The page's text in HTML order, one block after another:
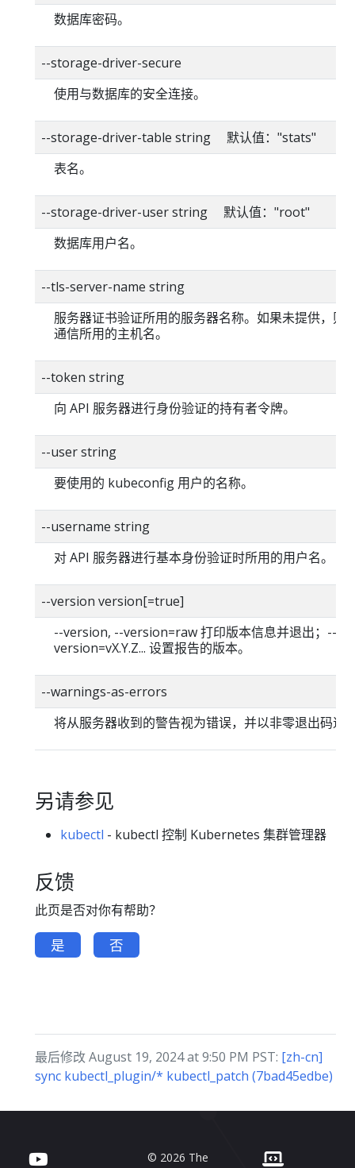
数据库密码。
--storage-driver-secure
使用与数据库的安全连接。
--storage-driver-table string 默认值："stats"
表名。
--storage-driver-user string 默认值："root"
数据库用户名。
--tls-server-name string
服务器证书验证所用的服务器名称。如果未提供，则
通信所用的主机名。
--token string
向 API 服务器进行身份验证的持有者令牌。
--user string
要使用的 kubeconfig 用户的名称。
--username string
对 API 服务器进行基本身份验证时所用的用户名。
--version version[=true]
--version, --version=raw 打印版本信息并退出；--
version=vX.Y.Z... 设置报告的版本。
--warnings-as-errors
将从服务器收到的警告视为错误，并以非零退出码退
另请参见
kubectl - kubectl 控制 Kubernetes 集群管理器
反馈
此页是否对你有帮助？
是 否
最后修改 August 19, 2024 at 9:50 PM PST: [zh-cn]
sync kubectl_plugin/* kubectl_patch (7bad45edbe)
© 2026 The